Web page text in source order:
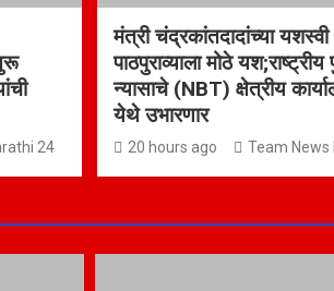
24
मंत्री चंद्रकांतदादांच्या यशस्वी
पाठपुराव्याला मोठे
न्यासाचे (NBT) क्षेत्रीय
येथे उभारणार
20 hours ago Team